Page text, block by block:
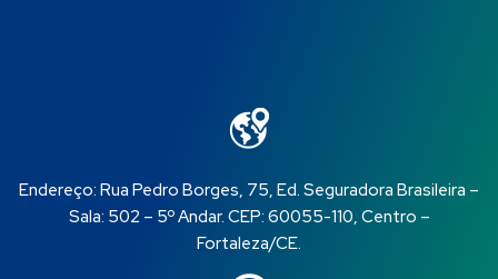
Endereço: Rua Pedro Borges, 75, Ed. Seguradora Brasileira –
Sala: 502 – 5º Andar. CEP: 60055-110, Centro –
Fortaleza/CE.